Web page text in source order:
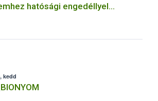
hatósági engedéllyel
kedd